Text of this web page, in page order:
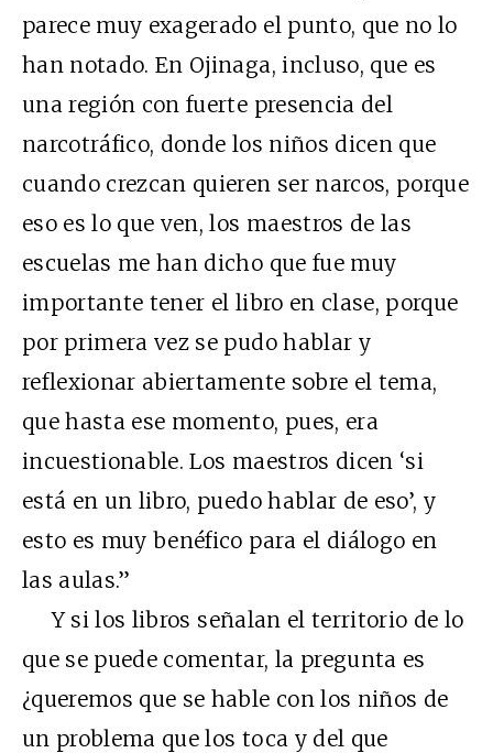
parece muy exagerado el punto, que no lo
han notado. En Ojinaga, incluso, que es
una región con fuerte presencia del
narcotráfico, donde los niños dicen que
cuando crezcan quieren ser narcos, porque
eso es lo que ven, los maestros de las
escuelas me han dicho que fue muy
importante tener el libro en clase, porque
por primera vez se pudo hablar y
reflexionar abiertamente sobre el tema,
que hasta ese momento, pues, era
incuestionable. Los maestros dicen ‘si
está en un libro, puedo hablar de eso’, y
esto es muy benéfico para el diálogo en
las aulas.”
Y si los libros señalan el territorio de lo
que se puede comentar, la pregunta es
¿queremos que se hable con los niños de
un problema que los toca y del que